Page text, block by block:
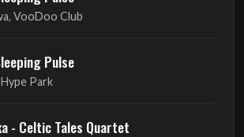
Park
- Celtic Tales Quartet
Wahadło